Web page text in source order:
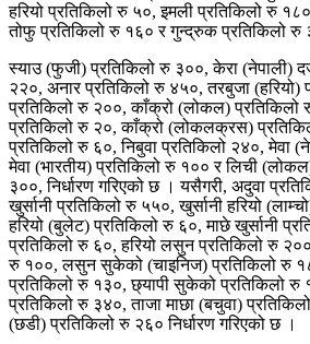
हरियो प्रतिकिलो रु ५०, इमली प्रतिकिलो रु
तोफु प्रतिकिलो रु १६० र गुन्द्रुक प्रतिकिलो रु
स्याउ (फुजी) प्रतिकिलो रु ३००, केरा (नेपाली)
२२०, अनार प्रतिकिलो रु ४५०, तरबुजा
प्रतिकिलो रु २००, काँक्रो (लोकल) प्रतिकिलो
प्रतिकिलो रु २०, काँक्रो (लोकलक्रस)
प्रतिकिलो रु ६०, निबुवा प्रतिकिलो २४०, मेवा
मेवा (भारतीय) प्रतिकिलो रु १०० र लिची
३००, निर्धारण गरिएको छ । यसैगरी, अदुवा
खुर्सानी प्रतिकिलो रु ५५०, खुर्सानी हरियो
हरियो (बुलेट) प्रतिकिलो रु ६०, माछे खुर्सानी
प्रतिकिलो रु ६०, हरियो लसुन प्रतिकिलो रु
रु १००, लसुन सुकेको (चाइनिज) प्रतिकिलो रु
प्रतिकिलो रु १३०, छ्यापी सुकेको प्रतिकिलो रु
प्रतिकिलो रु ३४०, ताजा माछा (बचुवा)
(छडी) प्रतिकिलो रु २६० निर्धारण गरिएको छ ।